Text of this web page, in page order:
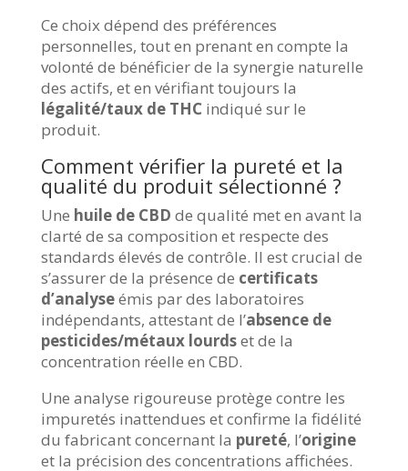
Ce choix dépend des préférences
personnelles, tout en prenant en compte la
volonté de bénéficier de la synergie naturelle
des actifs, et en vérifiant toujours la
légalité/taux de THCindiqué sur le
produit.
Comment vérifier la pureté et la
qualité du produit sélectionné ?
Une huile de CBD de qualité met en avant la
clarté de sa composition et respecte des
standards élevés de contrôle. Il est crucial de
s’assurer de la présence de certificats
d’analyseémis par des laboratoires
indépendants, attestant de l’absence de
pesticides/métaux lourdset de la
concentration réelle en CBD.
Une analyse rigoureuse protège contre les
impuretés inattendues et confirme la fidélité
du fabricant concernant la pureté, l’origine
et la précision des concentrations affichées.